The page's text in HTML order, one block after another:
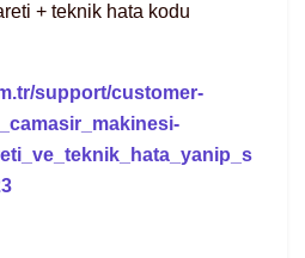
+ teknik hata kodu
support/customer-